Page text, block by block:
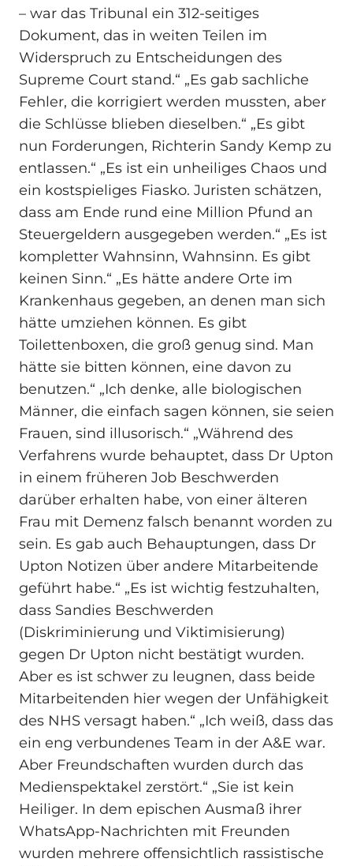
– war das Tribunal ein 312-seitiges
Dokument, das in weiten Teilen im
Widerspruch zu Entscheidungen des
Supreme Court stand.“ „Es gab sachliche
Fehler, die korrigiert werden mussten, aber
die Schlüsse blieben dieselben.“ „Es gibt
nun Forderungen, Richterin Sandy Kemp zu
entlassen.“ „Es ist ein unheiliges Chaos und
ein kostspieliges Fiasko. Juristen schätzen,
dass am Ende rund eine Million Pfund an
Steuergeldern ausgegeben werden.“ „Es ist
kompletter Wahnsinn, Wahnsinn. Es gibt
keinen Sinn.“ „Es hätte andere Orte im
Krankenhaus gegeben, an denen man sich
hätte umziehen können. Es gibt
Toilettenboxen, die groß genug sind. Man
hätte sie bitten können, eine davon zu
benutzen.“ „Ich denke, alle biologischen
Männer, die einfach sagen können, sie seien
Frauen, sind illusorisch.“ „Während des
Verfahrens wurde behauptet, dass Dr Upton
in einem früheren Job Beschwerden
darüber erhalten habe, von einer älteren
Frau mit Demenz falsch benannt worden zu
sein. Es gab auch Behauptungen, dass Dr
Upton Notizen über andere Mitarbeitende
geführt habe.“ „Es ist wichtig festzuhalten,
dass Sandies Beschwerden
(Diskriminierung und Viktimisierung)
gegen Dr Upton nicht bestätigt wurden.
Aber es ist schwer zu leugnen, dass beide
Mitarbeitenden hier wegen der Unfähigkeit
des NHS versagt haben.“ „Ich weiß, dass das
ein eng verbundenes Team in der A&E war.
Aber Freundschaften wurden durch das
Medienspektakel zerstört.“ „Sie ist kein
Heiliger. In dem epischen Ausmaß ihrer
WhatsApp-Nachrichten mit Freunden
wurden mehrere offensichtlich rassistische